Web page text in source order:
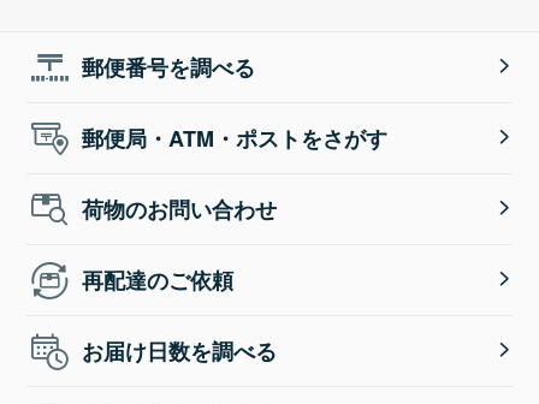
郵便番号を調べる
郵便局・ATM・ポストをさがす
荷物のお問い合わせ
再配達のご依頼
お届け日数を調べる